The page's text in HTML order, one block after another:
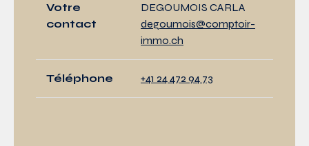
Votre
contact
DEGOUMOIS CARLA
degoumois@comptoir-
immo.ch
Téléphone +41 24 472 94 73